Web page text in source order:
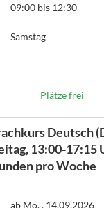
09:00 bis 12:30
Samstag
Plätze frei
Deutsch
13:00-17:15
pro Woche
ab Mo., 14.09.2026